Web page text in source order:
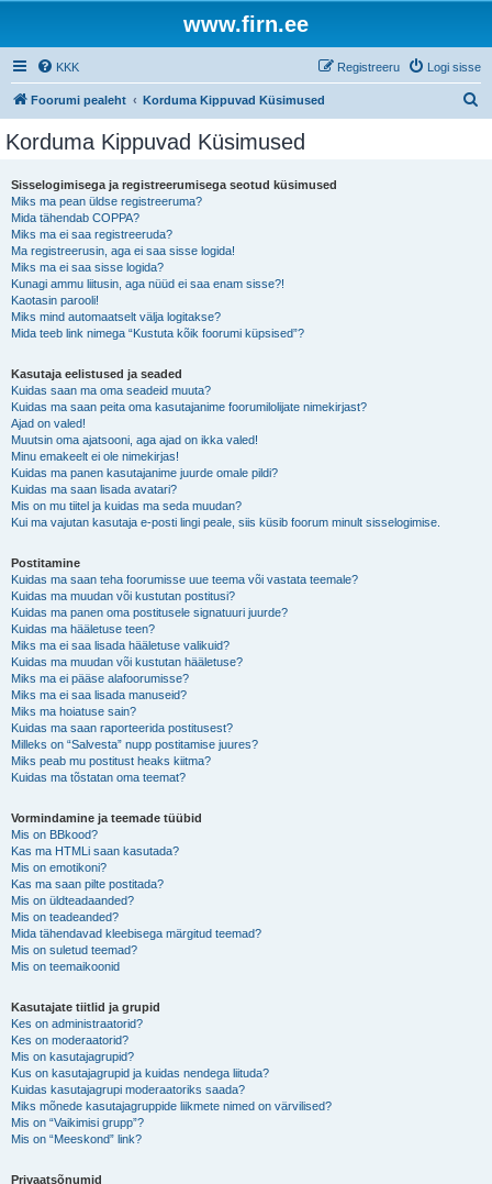
www.firn.ee
KKK Logi sisse
Registreeru
Foorumi pealeht Korduma Kippuvad Küsimused
Korduma Kippuvad Küsimused
Sisselogimisega ja registreerumisega seotud küsimused
Miks ma pean üldse registreeruma?
Mida tähendab COPPA?
Miks ma ei saa registreeruda?
Ma registreerusin, aga ei saa sisse logida!
Miks ma ei saa sisse logida?
Kunagi ammu liitusin, aga nüüd ei saa enam sisse?!
Kaotasin parooli!
Miks mind automaatselt välja logitakse?
Mida teeb link nimega “Kustuta kõik foorumi küpsised”?
Kasutaja eelistused ja seaded
Kuidas saan ma oma seadeid muuta?
Kuidas ma saan peita oma kasutajanime foorumilolijate nimekirjast?
Ajad on valed!
Muutsin oma ajatsooni, aga ajad on ikka valed!
Minu emakeelt ei ole nimekirjas!
Kuidas ma panen kasutajanime juurde omale pildi?
Kuidas ma saan lisada avatari?
Mis on mu tiitel ja kuidas ma seda muudan?
Kui ma vajutan kasutaja e-posti lingi peale, siis küsib foorum minult sisselogimise.
Postitamine
Kuidas ma saan teha foorumisse uue teema või vastata teemale?
Kuidas ma muudan või kustutan postitusi?
Kuidas ma panen oma postitusele signatuuri juurde?
Kuidas ma hääletuse teen?
Miks ma ei saa lisada hääletuse valikuid?
Kuidas ma muudan või kustutan hääletuse?
Miks ma ei pääse alafoorumisse?
Miks ma ei saa lisada manuseid?
Miks ma hoiatuse sain?
Kuidas ma saan raporteerida postitusest?
Milleks on “Salvesta” nupp postitamise juures?
Miks peab mu postitust heaks kiitma?
Kuidas ma tõstatan oma teemat?
Vormindamine ja teemade tüübid
Mis on BBkood?
Kas ma HTMLi saan kasutada?
Mis on emotikoni?
Kas ma saan pilte postitada?
Mis on üldteadaanded?
Mis on teadeanded?
Mida tähendavad kleebisega märgitud teemad?
Mis on suletud teemad?
Mis on teemaikoonid
Kasutajate tiitlid ja grupid
Kes on administraatorid?
Kes on moderaatorid?
Mis on kasutajagrupid?
Kus on kasutajagrupid ja kuidas nendega liituda?
Kuidas kasutajagrupi moderaatoriks saada?
Miks mõnede kasutajagruppide liikmete nimed on värvilised?
Mis on “Vaikimisi grupp”?
Mis on “Meeskond” link?
Privaatsõnumid